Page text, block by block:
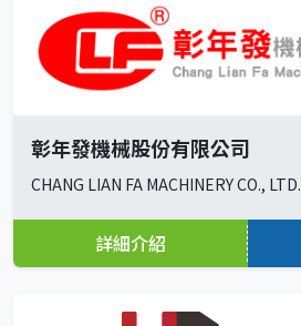
彰年發機械股份有限公司
CHANG LIAN FA MACHINERY CO., LTD.
詳細介紹